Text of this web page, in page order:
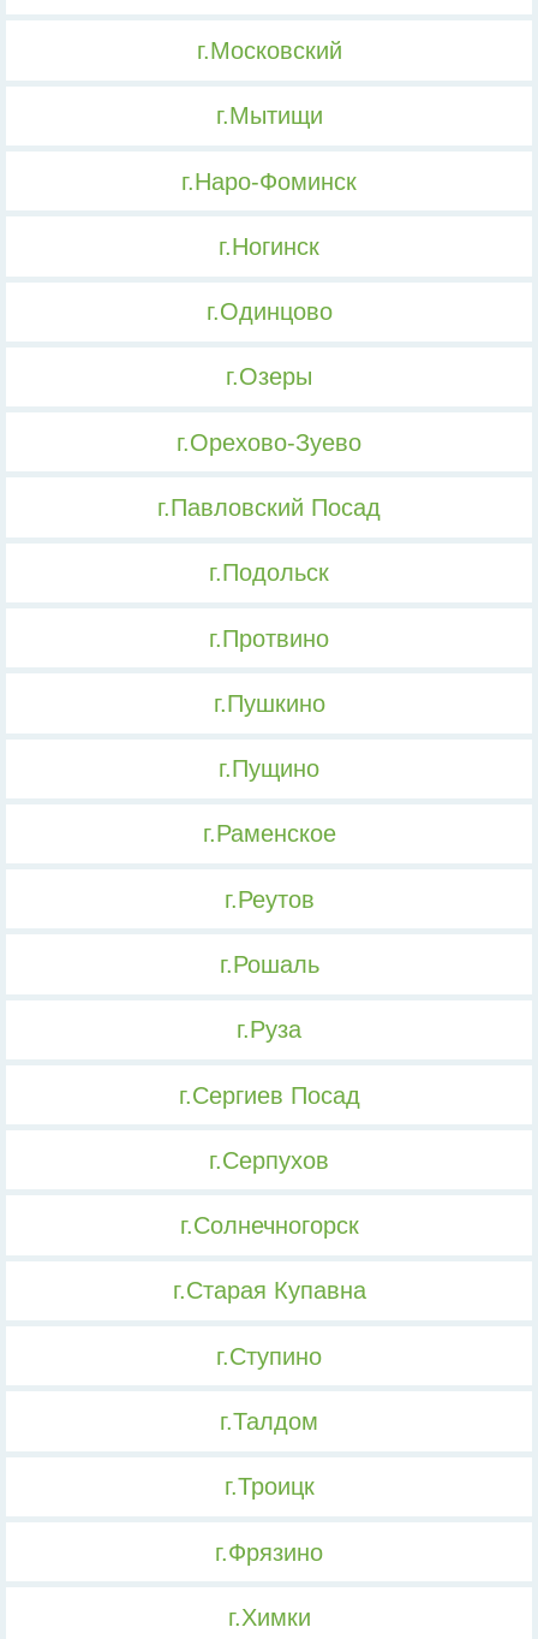
г.Московский
г.Мытищи
г.Наро-Фоминск
г.Ногинск
г.Одинцово
г.Озеры
г.Орехово-Зуево
г.Павловский Посад
г.Подольск
г.Протвино
г.Пушкино
г.Пущино
г.Раменское
г.Реутов
г.Рошаль
г.Руза
г.Сергиев Посад
г.Серпухов
г.Солнечногорск
г.Старая Купавна
г.Ступино
г.Талдом
г.Троицк
г.Фрязино
г.Химки